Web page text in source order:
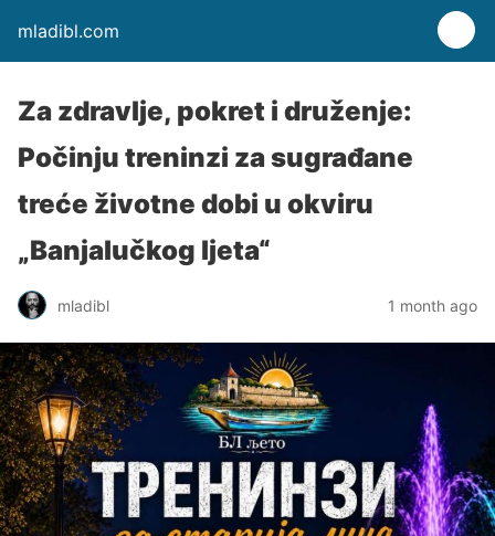
mladibl.com
Za zdravlje, pokret i druženje:
Počinju treninzi za sugrađane
treće životne dobi u okviru
„Banjalučkog ljeta“
mladibl 1 month ago